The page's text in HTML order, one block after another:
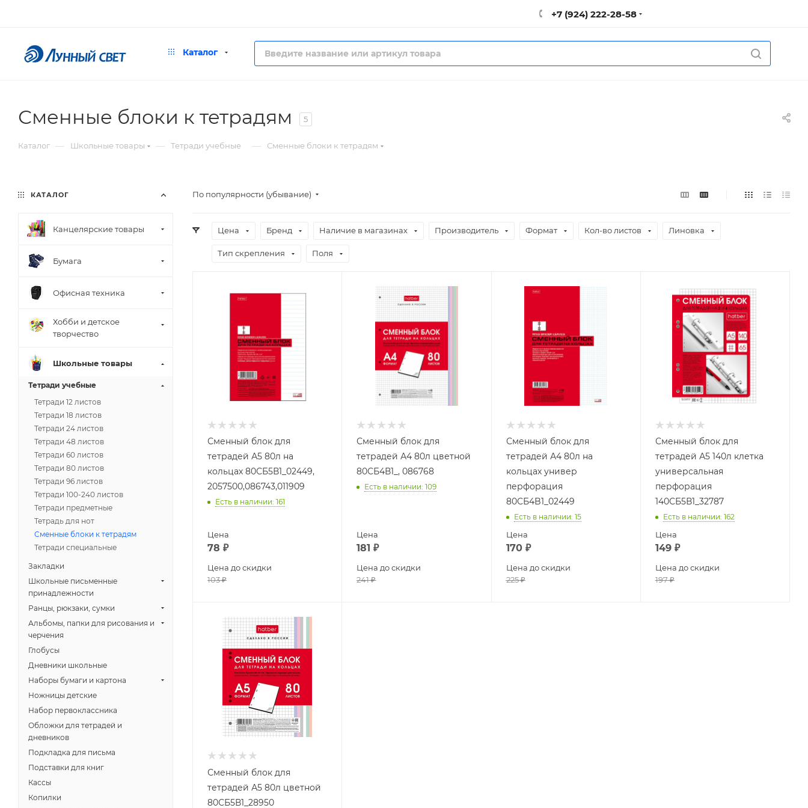
+7 (924) 222-28-58
Каталог
Сменные блоки к тетрадям 5
Каталог — Школьные товары — Тетради учебные — Сменные блоки к тетрадям
По популярности (убывание)
Цена Бренд Наличие в магазинах Производитель Формат Кол-во листов Линовка
Тип скрепления Поля
Сменный блок для
тетрадей А5 80л на
кольцах 80СБ5В1_02449,
2057500,086743,011909
Есть в наличии: 161
Цена
78 ₽
Цена до скидки
103₽
Сменный блок для
тетрадей А4 80л цветной
80СБ4В1_, 086768
Есть в наличии: 109
Цена
181 ₽
Цена до скидки
241₽
Сменный блок для
тетрадей А4 80л на
кольцах универ
перфорация
80СБ4B1_02449
Есть в наличии: 15
Цена
170₽
Цена до скидки
225₽
Сменный блок для
тетрадей А5 140л клетка
универсальная
перфорация
140СБ5В1_32787
Есть в наличии: 162
Цена
149₽
Цена до скидки
197₽
Сменный блок для
тетрадей А5 80л цветной
80СБ5В1_28950
КАТАЛОГ
Канцелярские товары
Бумага
Офисная техника
Хобби и детское
творчество
Школьные товары
Тетради учебные
Тетради 12 листов
Тетради 18 листов
Тетради 24 листов
Тетради 48 листов
Тетради 60 листов
Тетради 80 листов
Тетради 96 листов
Тетради 100-240 листов
Тетради предметные
Тетрадь для нот
Сменные блоки к тетрадям
Тетради специальные
Закладки
Школьные письменные
принадлежности
Ранцы, рюкзаки, сумки
Альбомы, папки для рисования и
черчения
Глобусы
Дневники школьные
Наборы бумаги и картона
Ножницы детские
Набор первоклассника
Обложки для тетрадей и
дневников
Подкладка для письма
Подставки для книг
Кассы
Копилки